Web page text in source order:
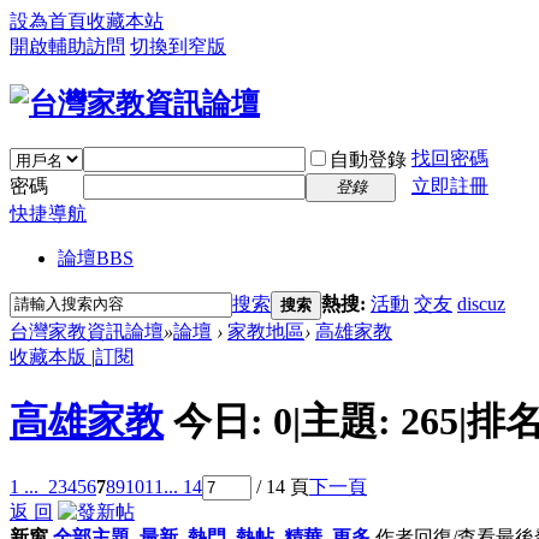
設為首頁收藏本站
開啟輔助訪問 切換到窄版
自動登錄 找回密碼
密碼
登錄
立即註冊
快捷導航
論壇BBS
搜索 搜索 熱搜: 活動 交友 discuz
台灣家教資訊論壇»論壇 › 家教地區› 高雄家教
收藏本版 |訂閱
高雄家教 今日: 0|主題: 265|排
1 ... 234567891011 ... 14 / 14 頁下一頁
返 回